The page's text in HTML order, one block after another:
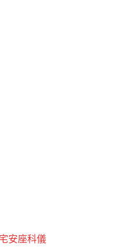
安座科儀